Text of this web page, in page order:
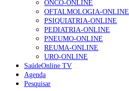
ONCO-ONLINE
OFTALMOLOGIA-ONLINE
PSIQUIATRIA-ONLINE
PEDIATRIA-ONLINE
PNEUMO-ONLINE
REUMA-ONLINE
URO-ONLINE
SaúdeOnline TV
Agenda
Pesquisar